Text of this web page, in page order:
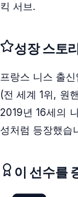
킥 서브.
성장 스토리
프랑스 니스 출
(전 세계 1위, 원
2019년 16세의
성처럼 등장했습
이 선수를